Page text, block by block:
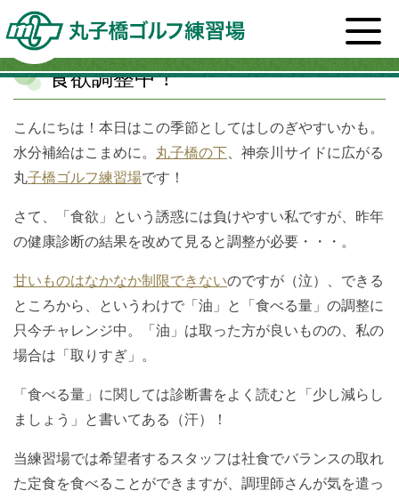
ホーム>スタッフブログ一覧>健康 食欲調整中！
食欲調整中！
こんにちは！本日はこの季節としてはしのぎやすいかも。
水分補給はこまめに。 丸子橋の下 、神奈川サイドに広がる
丸子橋ゴルフ練習場です！
さて、「食欲」という誘惑には負けやすい私ですが、昨年
の健康診断の結果を改めて見ると調整が必要・・・。
甘いものはなかなか制限できないのですが（泣）、できる
ところから、というわけで「油」と「食べる量」の調整に
只今チャレンジ中。「油」は取った方が良いものの、私の
場合は「取りすぎ」。
「食べる量」に関しては診断書をよく読むと「少し減らし
ましょう」と書いてある（汗）！
当練習場では希望者するスタッフは社食でバランスの取れ
た定食を食べることができますが、調理師さんが気を遣っ